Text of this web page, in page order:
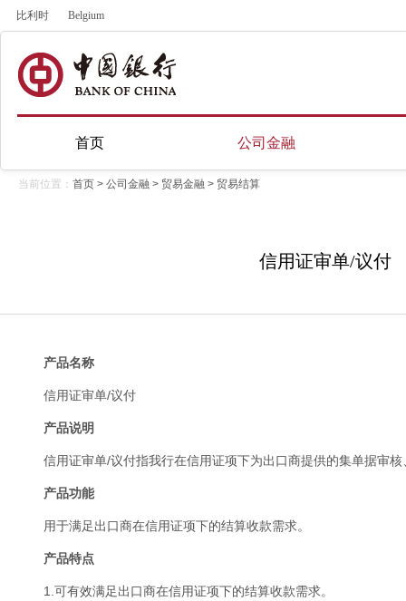
比利时 Belgium
首页 公司金融
当前位置： 首页 > 公司金融 > 贸易金融 > 贸易结算
信用证审单/议付
产品名称
信用证审单/议付
产品说明
信用证审单/议付指我行在信用证项下为出口商提供的集单据审
产品功能
用于满足出口商在信用证项下的结算收款需求。
产品特点
1.可有效满足出口商在信用证项下的结算收款需求。